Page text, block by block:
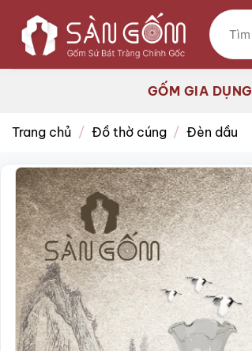
qua
dung
Tìm
kiếm:
GỐM GIA DỤNG
Trang chủ / Đồ thờ cúng / Đèn dầu